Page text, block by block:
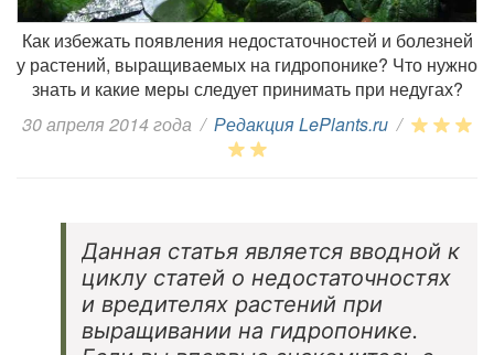
Как избежать появления недостаточностей и болезней
у растений, выращиваемых на гидропонике? Что нужно
знать и какие меры следует принимать при недугах?
30 апреля 2014 года / Редакция LePlants.ru /
Данная статья является вводной к
циклу статей о недостаточностях
и вредителях растений при
выращивании на гидропонике.